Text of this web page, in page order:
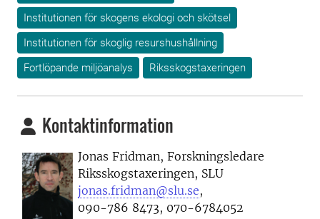
Institutionen för skogens ekologi och skötsel
Institutionen för skoglig resurshushållning
Fortlöpande miljöanalys
Riksskogstaxeringen
Kontaktinformation
Jonas Fridman, Forskningsledare
Riksskogstaxeringen, SLU
jonas.fridman@slu.se,
090-786 8473, 070-6784052